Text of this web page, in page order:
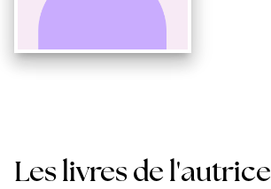
Les livres de l'autrice